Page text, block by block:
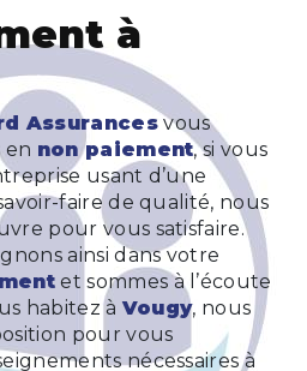
Assurancesvous
en non paiement, si vous
usant d’une
faire de qualité, nous
pour vous satisfaire.
ainsi dans votre
et sommes à l’écoute
habitez à Vougy, nous
pour vous
nécessaires à